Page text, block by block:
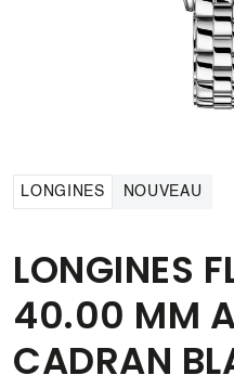
LONGINES NOUVEAU
LONGINES
40.00 MM
CADRAN